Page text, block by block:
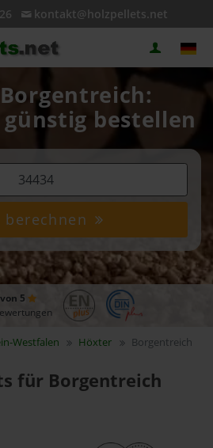
kontakt@holzpellets.net
bestellen
berechnen
5
Westfalen Höxter Borgentreich
für Borgentreich